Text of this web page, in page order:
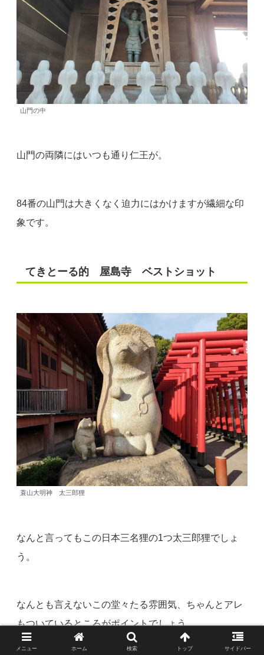
山門の中
山門の両隣にはいつも通り仁王が。
84番の山門は大きくなく迫力にはかけますが繊細な印
象です。
てきとーる的 屋島寺 ベストショット
蓑山大明神 太三郎狸
なんと言ってもこの日本三名狸の1つ太三郎狸でしょ
う。
なんとも言えないこの堂々たる雰囲気、ちゃんとアレ
もついているところがポイントでしょう。
メニュー ホーム 検索 トップ サイドバー